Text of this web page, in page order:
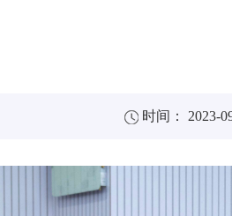
时间： 2023-